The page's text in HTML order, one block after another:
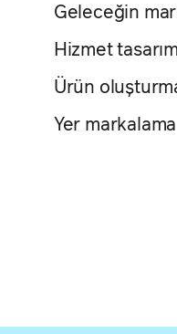
Geleceğin
Hizmet
Ürün
Yer markalama